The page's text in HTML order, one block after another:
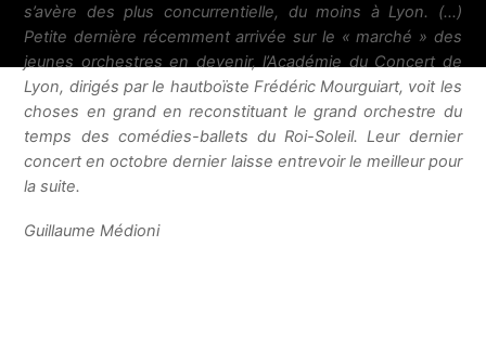
s’avère des plus concurrentielle, du moins à Lyon. (…)
Petite dernière récemment arrivée sur le « marché » des
jeunes orchestres en devenir, l’Académie du Concert de
Lyon, dirigés par le hautboïste Frédéric Mourguiart, voit les
choses en grand en reconstituant le grand orchestre du
temps des comédies-ballets du Roi-Soleil. Leur dernier
concert en octobre dernier laisse entrevoir le meilleur pour
la suite.
Guillaume Médioni